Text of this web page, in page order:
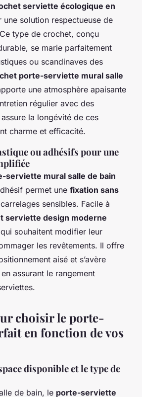
serviette écologique en
une solution respectueuse de
type de crochet, conçu
se marie parfaitement
ou scandinaves des
porte-serviette mural salle
une atmosphère apaisante
régulier avec des
la longévité de ces
charme et efficacité.
ou adhésifs pour une
serviette mural salle de bain
permet une fixation sans
sensibles. Facile à
serviette design moderne
qui souhaitent modifier leur
les revêtements. Il offre
aisé et s’avère
assurant le rangement
choisir le porte-
en fonction de vos
disponible et le type de
de bain, le porte-serviette